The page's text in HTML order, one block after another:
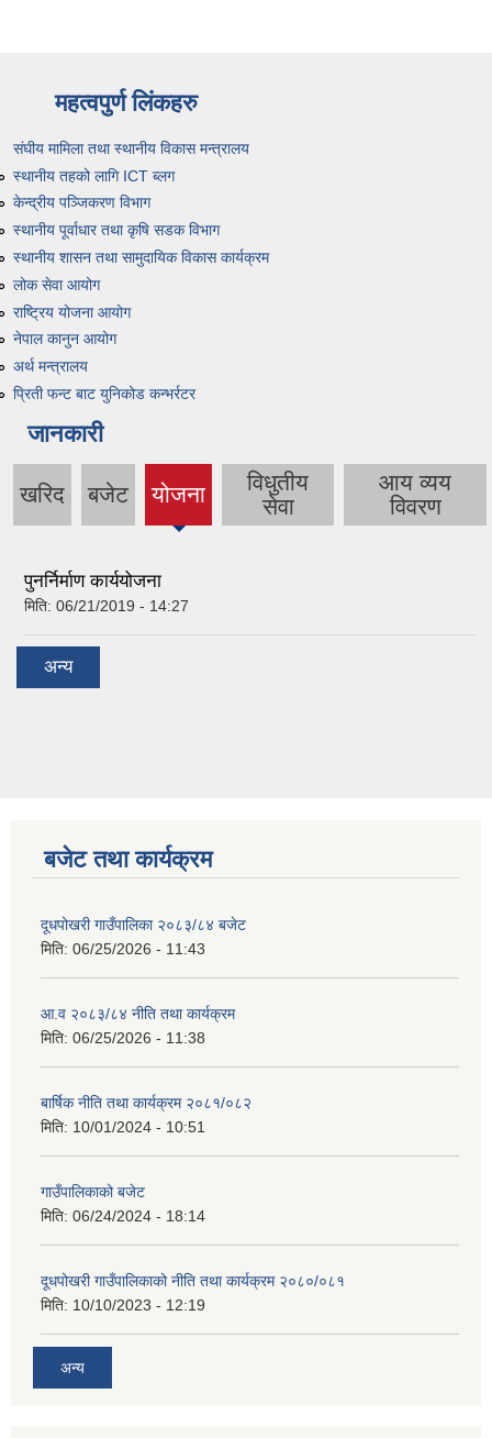
महत्वपुर्ण लिंकहरु
संघीय मामिला तथा स्थानीय विकास मन्त्रालय
स्थानीय तहको लागि ICT ब्लग
केन्द्रीय पञ्जिकरण विभाग
स्थानीय पूर्वाधार तथा कृषि सडक विभाग
स्थानीय शासन तथा सामुदायिक विकास कार्यक्रम
लोक सेवा आयोग
राष्ट्रिय योजना आयोग
नेपाल कानुन आयोग
अर्थ मन्त्रालय
प्रिती फन्ट बाट युनिकोड कन्भर्रटर
जानकारी
खरिद बजेट योजना
विधुतीय
सेवा
आय व्यय
विवरण
पुनर्निर्माण कार्ययोजना
मिति: 06/21/2019 - 14:27
अन्य
बजेट तथा कार्यक्रम
दूधपोखरी गाउँपालिका २०८३/८४ बजेट
मिति: 06/25/2026 - 11:43
आ.व २०८३/८४ नीति तथा कार्यक्रम
मिति: 06/25/2026 - 11:38
बार्षिक नीति तथा कार्यक्रम २०८१/०८२
मिति: 10/01/2024 - 10:51
गाउँपालिकाको बजेट
मिति: 06/24/2024 - 18:14
दूधपोखरी गाउँपालिकाको नीति तथा कार्यक्रम २०८०/०८१
मिति: 10/10/2023 - 12:19
अन्य